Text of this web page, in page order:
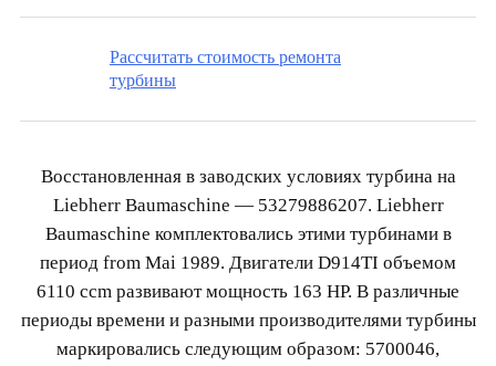
Рассчитать стоимость ремонта
турбины
Восстановленная в заводских условиях турбина на
Liebherr Baumaschine — 53279886207. Liebherr
Baumaschine комплектовались этими турбинами в
период from Mai 1989. Двигатели D914TI объемом
6110 ccm развивают мощность 163 HP. В различные
периоды времени и разными производителями турбины
маркировались следующим образом: 5700046,